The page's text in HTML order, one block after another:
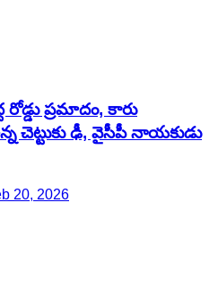
ప్రమాదం, కారు
చెట్టుకు ఢీ, వైసీపీ నాయకుడు
20, 2026